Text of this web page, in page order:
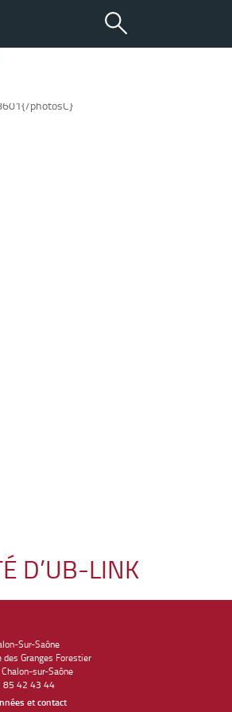
aA - +
photosC}
D’UB-LINK
Sur-Saône
des Granges Forestier
sur-Saône
85 42 43 44
et contact